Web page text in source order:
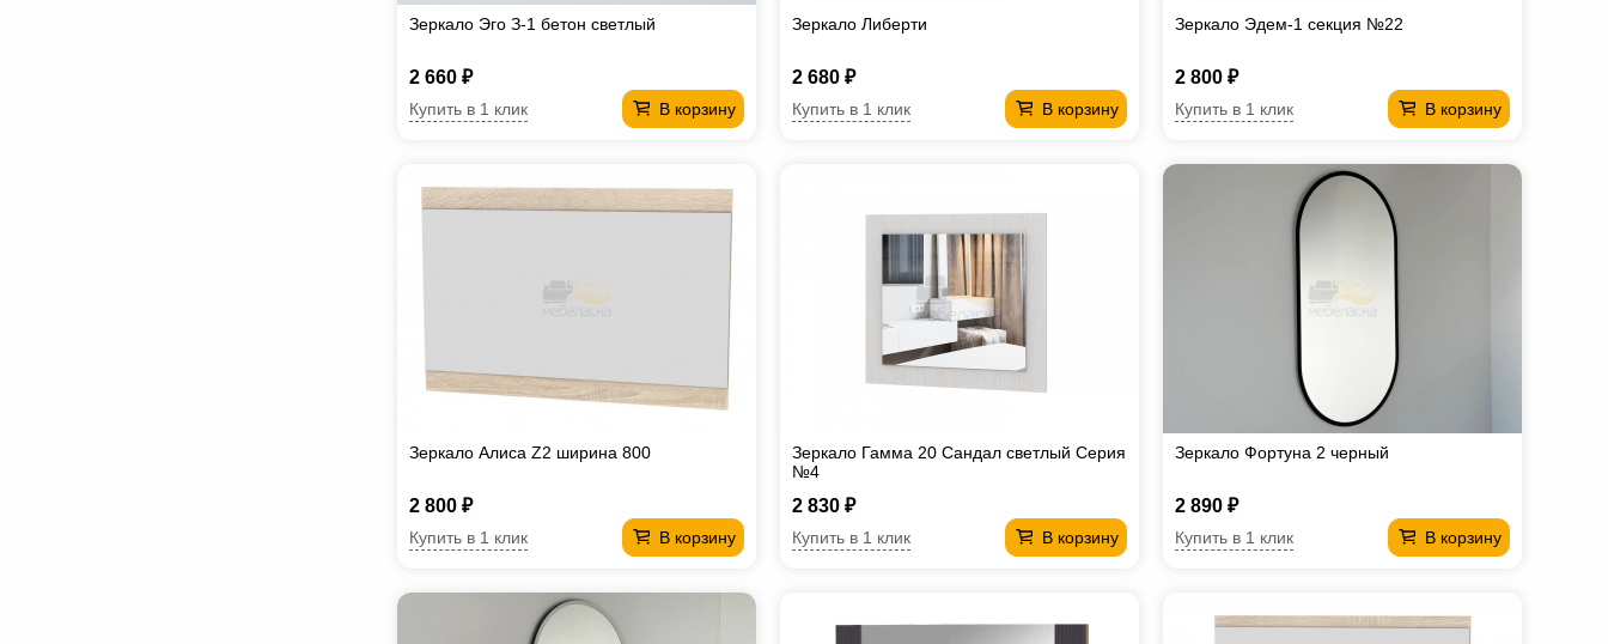
Зеркало Эго З-1 бетон светлый
2 660 ₽
В корзину
Купить в 1 клик
Зеркало Либерти
2 680 ₽
В корзину
Купить в 1 клик
Зеркало Эдем-1 секция №22
2 800 ₽
В корзину
Купить в 1 клик
Зеркало Алиса Z2 ширина 800
2 800 ₽
В корзину
Купить в 1 клик
Зеркало Гамма 20 Сандал светлый Серия
№4
2 830 ₽
В корзину
Купить в 1 клик
Зеркало Фортуна 2 черный
2 890 ₽
В корзину
Купить в 1 клик